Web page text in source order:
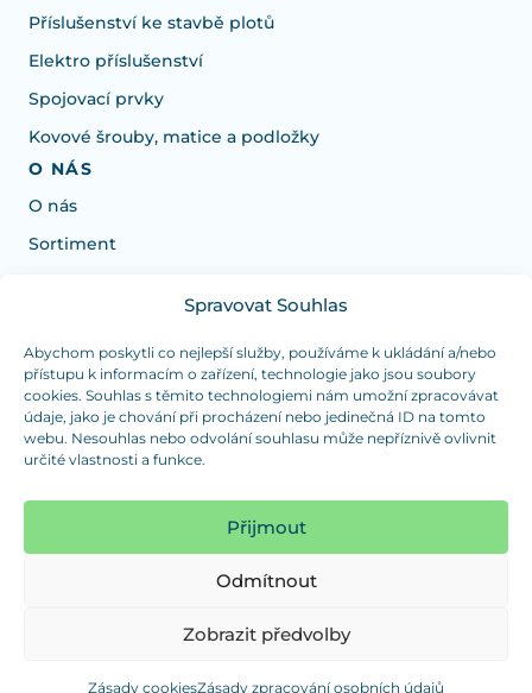
Spravovat Souhlas
Abychom poskytli co nejlepší služby, používáme k ukládání a/nebo
přístupu k informacím o zařízení, technologie jako jsou soubory
cookies. Souhlas s těmito technologiemi nám umožní zpracovávat
údaje, jako je chování při procházení nebo jedinečná ID na tomto
webu. Nesouhlas nebo odvolání souhlasu může nepříznivě ovlivnit
určité vlastnosti a funkce.
Přijmout
Odmítnout
Zobrazit předvolby
Zásady cookiesZásady zpracování osobních údajů
Příslušenství ke stavbě plotů
Elektro příslušenství
Spojovací prvky
Kovové šrouby, matice a podložky
O NÁS
O nás
Sortiment
Potřebujete poradit s výběrem?
Jsme tu pro vás Pondělí-Čtvrtek od: 7:30 - 15:30 hodin
a Pátek od 7:30 - 14:30 hodin
info@dualpraha.cz +420 725 802 767
(platba pouze v hotovosti)
Jsme tu pro vás Pondělí-Čtvrtek od: 7:30 - 15:30 hodin
a Pátek od 7:30 - 14:30 hodin